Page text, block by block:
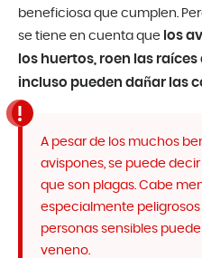
beneficiosa que cumplen.
se tiene en cuenta que los
los huertos, roen las
incluso pueden dañar las
A pesar de los muchos
avispones, se puede
que son plagas. Cabe
especialmente peligrosos
personas sensibles
veneno.